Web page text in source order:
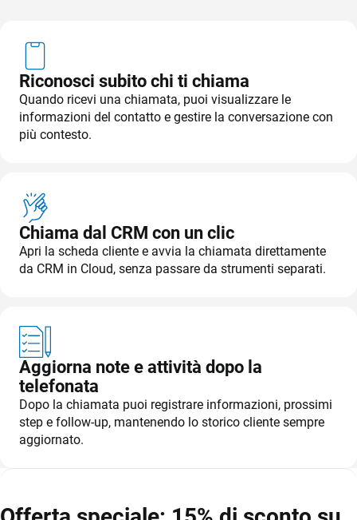
Riconosci subito chi ti chiama
Quando ricevi una chiamata, puoi visualizzare le
informazioni del contatto e gestire la conversazione con
più contesto.
Chiama dal CRM con un clic
Apri la scheda cliente e avvia la chiamata direttamente
da CRM in Cloud, senza passare da strumenti separati.
Aggiorna note e attività dopo la
telefonata
Dopo la chiamata puoi registrare informazioni, prossimi
step e follow-up, mantenendo lo storico cliente sempre
aggiornato.